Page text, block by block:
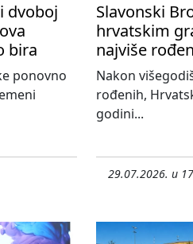
dvoboj
bira
ponovno
Slavonski
hrvatskim
najviše
Nakon
rođenih,
godini...
29.07.2026. u